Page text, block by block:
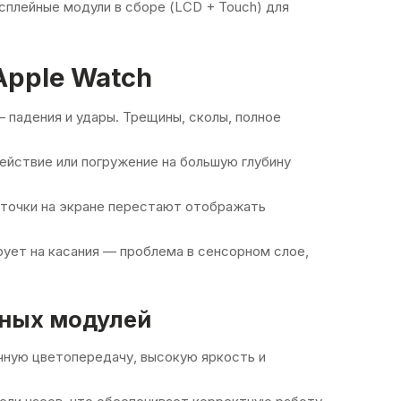
модули в сборе (LCD + Touch) для
Watch
и удары. Трещины, сколы, полное
или погружение на большую глубину
на экране перестают отображать
на касания — проблема в сенсорном слое,
модулей
цветопередачу, высокую яркость и